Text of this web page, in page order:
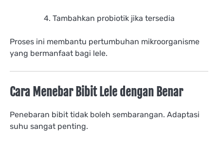
Tambahkan probiotik jika tersedia
Proses ini membantu pertumbuhan mikroorganisme
yang bermanfaat bagi lele.
Cara Menebar Bibit Lele dengan Benar
Penebaran bibit tidak boleh sembarangan. Adaptasi
suhu sangat penting.